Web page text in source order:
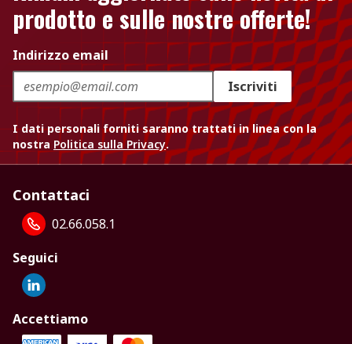
prodotto e sulle nostre offerte!
Indirizzo email
Iscriviti
I dati personali forniti saranno trattati in linea con la
nostra Politica sulla Privacy.
Contattaci
02.66.058.1
Seguici
Accettiamo